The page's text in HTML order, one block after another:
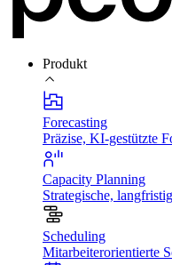
Produkt
Forecasting
Präzise, KI-gestützte
Capacity Planning
Strategische,
Scheduling
Mitarbeiterorientierte